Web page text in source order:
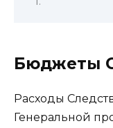
Бюджеты
Расходы
Генеральной